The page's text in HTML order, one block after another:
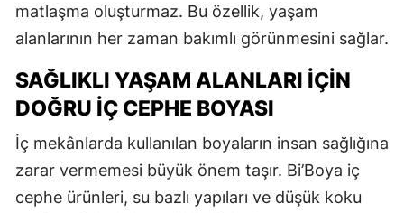
matlaşma oluşturmaz. Bu özellik, yaşam
alanlarının her zaman bakımlı görünmesini sağlar.
SAĞLIKLI YAŞAM ALANLARI İÇIN
DOĞRU İÇ CEPHE BOYASI
İç mekânlarda kullanılan boyaların insan sağlığına
zarar vermemesi büyük önem taşır. Bi’Boya iç
cephe ürünleri, su bazlı yapıları ve düşük koku